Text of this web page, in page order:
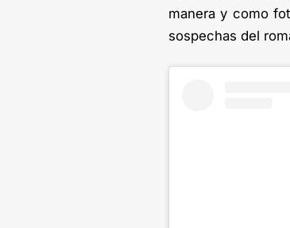
manera y como
sospechas del